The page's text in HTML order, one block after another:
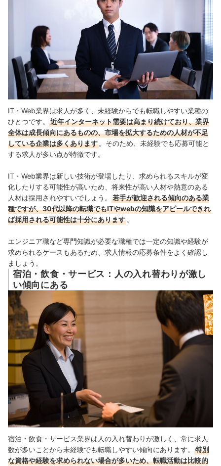
IT・Web業界は求人が多く、未経験からでも転職しやすい業種の
ひとつです。
近年インターネット需要は高まり続けており、業界
全体は成長傾向にあるものの、市場を拡大するための人材が不足
している企業は多くあります 。そのため、未経験でも応募可能と
する求人が多い点が特徴です。
IT・Web業界は新しい技術が登場したり、求められるスキルが変
化したりする可能性が高いため、将来性が高い人材や熱意のある
人材は採用されやすいでしょう。
若手が歓迎される傾向のある業
種ですが、30代以降の転職でもITやwebの知識をアピールできれ
ば採用される可能性は十分にあります 。
エンジニア職など専門知識が必要な職種では一定の知識や経験が
求められるケースもあるため、求人情報の応募条件をよく確認し
ましょう。
宿泊・飲食・サービス：人の入れ替わりが激し
い傾向にある
宿泊・飲食・サービス業界は人の入れ替わりが激しく、常に求人
数が多いことから未経験でも転職しやすい傾向にあります。
特別
な資格や経験を求められない場合が多いため、転職活動は比較的